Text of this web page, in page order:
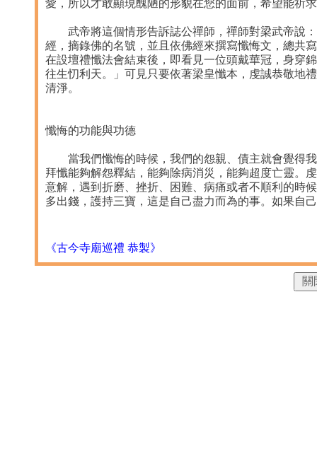
愛，所以才敢顯現醜陋的形貌在您的面前，希望能
武帝將這個情形告訴誌公禪師，禪師對梁武帝說：
經，摘錄佛的名號，並且依佛經來撰寫懺悔文，總共
在設壇禮懺法會結束後，即看見一位頭戴華冠，身穿
往生忉利天。」可見只要依著梁皇懺本，虔誠恭敬地
清淨。
懺悔的功能與功德
當我們懺悔的時候，我們的怨親、債主就會覺得我
拜懺能夠解怨釋結，能夠除病消災，能夠超度亡靈。
意解，遇到折磨、挫折、困難、病痛或者不順利的時
多出錢，護持三寶，這是自己盡力而為的事。如果自
《古今寺廟巡禮 恭製》